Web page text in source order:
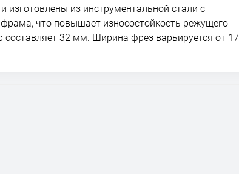
из инструментальной стали с
что повышает износостойкость режущего
32 мм. Ширина фрез варьируется от 17